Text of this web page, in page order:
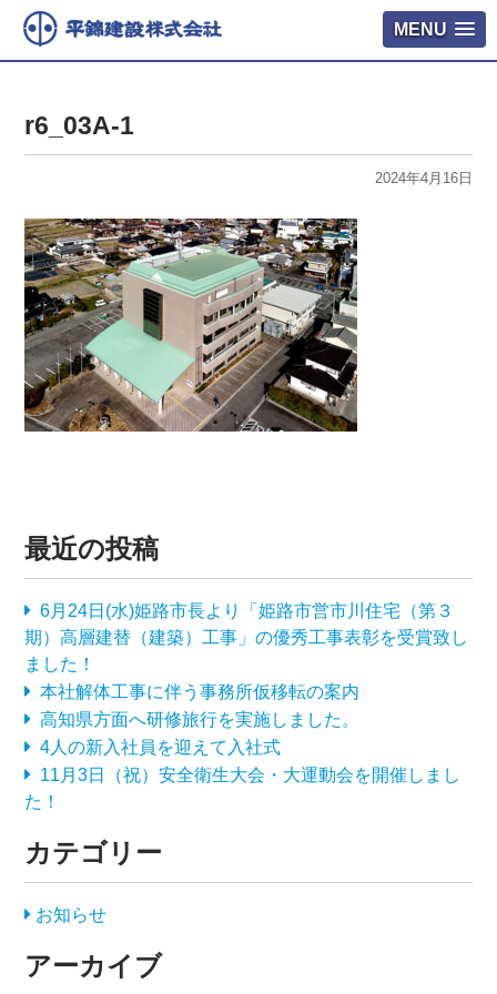
MENU
r6_03A-1
2024年4月16日
最近の投稿
6月24日(水)姫路市長より「姫路市営市川住宅（第３
期）高層建替（建築）工事」の優秀工事表彰を受賞致し
ました！
本社解体工事に伴う事務所仮移転の案内
高知県方面へ研修旅行を実施しました。
4人の新入社員を迎えて入社式
11月3日（祝）安全衛生大会・大運動会を開催しまし
た！
カテゴリー
お知らせ
アーカイブ